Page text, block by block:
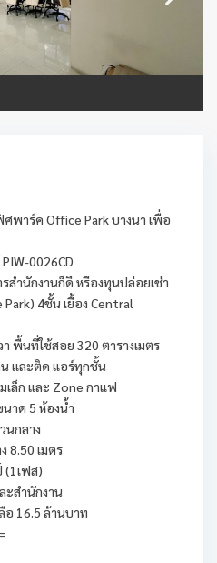
พาร์ค Office Park บางนา เพื่อ
0026CD
สำนักงานก็ดี หรืองทุนปล่อยเช่า
4ชั้น เยื้อง Central
พื้นที่ใช้สอย 320 ตารางเมตร
และติด แอร์ทุกชั้น
เล็ก และ Zone กาแฟ
าด 5 ห้องน้ำ
นกลาง
8.50 เมตร
(1เฟส)
ะสำนักงาน
อ 16.5 ล้านบาท